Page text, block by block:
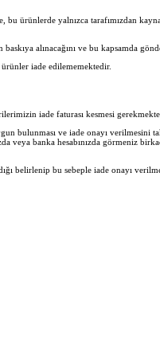
bu ürünlerde yalnızca tarafımızdan
alınacağını ve bu kapsamda
iade edilememektedir.
iade faturası kesmesi
bulunması ve iade onayı verilmesini
veya banka hesabınızda görmeniz
belirlenip bu sebeple iade onayı